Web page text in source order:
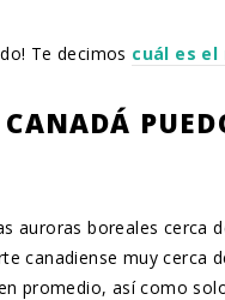
Te decimos cuál es el
auroras boreales cerca
canadiense muy cerca
promedio, así como